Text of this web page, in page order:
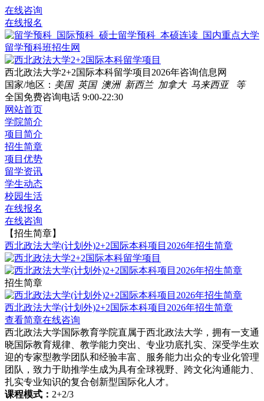
在线咨询
在线报名
西北政法大学2+2国际本科留学项目2026年咨询信息网
国家/地区： 美国 英国 澳洲 新西兰 加拿大 马来西亚 等
全国免费咨询电话 9:00-22:30
网站首页
学院简介
项目简介
招生简章
项目优势
留学资讯
学生动态
校园生活
在线报名
在线咨询
【招生简章】
西北政法大学(计划外)2+2国际本科项目2026年招生简章
招生简章
西北政法大学(计划外)2+2国际本科项目2026年招生简章
查看简章在线咨询
西北政法大学国际教育学院直属于西北政法大学，拥有一支通
晓国际教育规律、教学能力突出、专业功底扎实、深受学生欢
迎的专家型教学团队和经验丰富、服务能力出众的专业化管理
团队，致力于助推学生成为具有全球视野、跨文化沟通能力、
扎实专业知识的复合创新型国际化人才。
课程模式： 2+2/3